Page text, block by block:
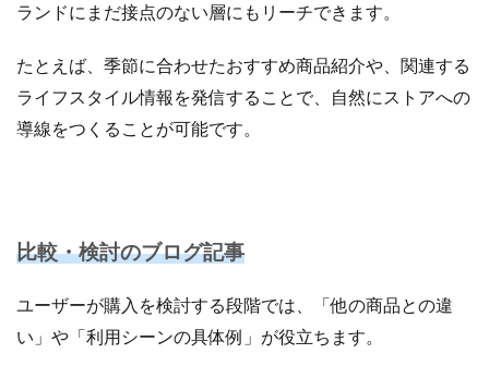
ランドにまだ接点のない層にもリーチできます。
たとえば、季節に合わせたおすすめ商品紹介や、関連する
ライフスタイル情報を発信することで、自然にストアへの
導線をつくることが可能です。
比較・検討のブログ記事
ユーザーが購入を検討する段階では、「他の商品との違
い」や「利用シーンの具体例」が役立ちます。